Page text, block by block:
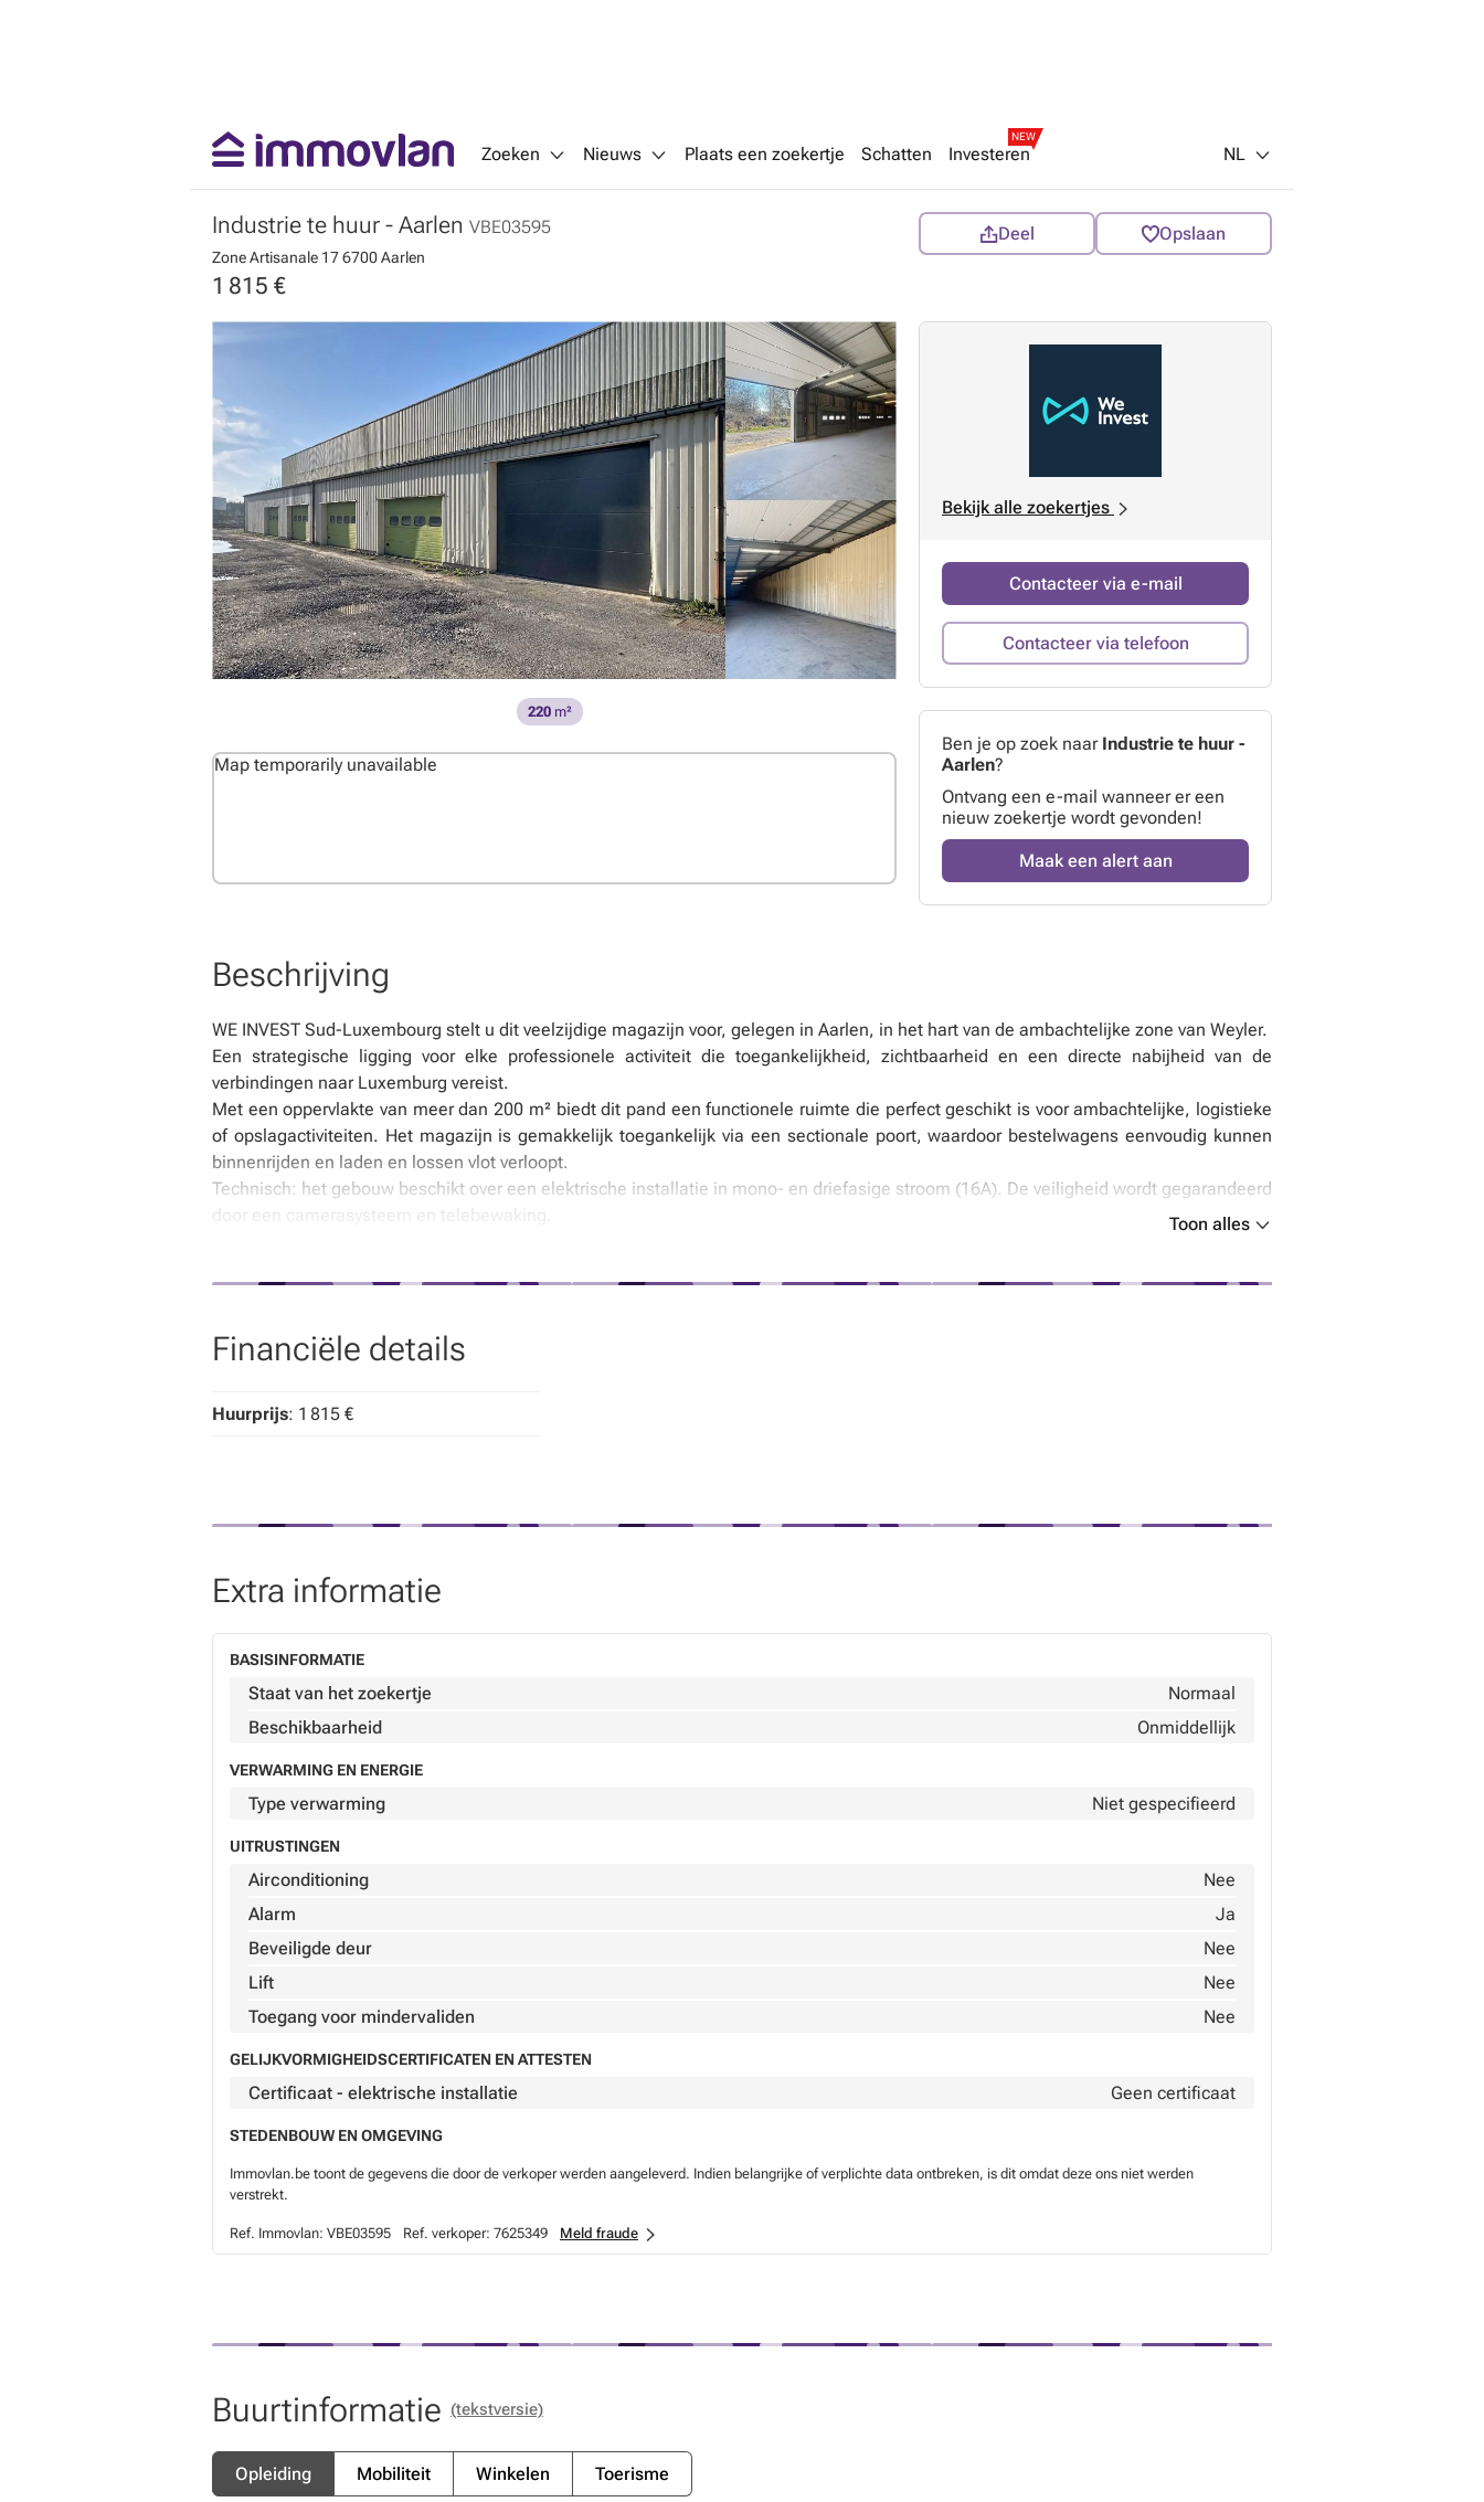
Zoeken Nieuws Plaats een zoekertje Schatten Investeren
NEW
NL
Industrie te huur - Aarlen VBE03595
Zone Artisanale 176700 Aarlen
1 815 €
Deel Opslaan
220 m²
Map temporarily unavailable
Bekijk alle zoekertjes
Contacteer via e-mail
Contacteer via telefoon
Ben je op zoek naar Industrie te huur -
Aarlen?
Ontvang een e-mail wanneer er een
nieuw zoekertje wordt gevonden!
Maak een alert aan
Beschrijving
WE INVEST Sud-Luxembourg stelt u dit veelzijdige magazijn voor, gelegen in Aarlen, in het hart van de ambachtelijke zone van Weyler.
Een strategische ligging voor elke professionele activiteit die toegankelijkheid, zichtbaarheid en een directe nabijheid van de
verbindingen naar Luxemburg vereist.
Met een oppervlakte van meer dan 200 m² biedt dit pand een functionele ruimte die perfect geschikt is voor ambachtelijke, logistieke
of opslagactiviteiten. Het magazijn is gemakkelijk toegankelijk via een sectionale poort, waardoor bestelwagens eenvoudig kunnen
binnenrijden en laden en lossen vlot verloopt.
Technisch: het gebouw beschikt over een elektrische installatie in mono- en driefasige stroom (16A). De veiligheid wordt gegarandeerd
door een camerasysteem en telebewaking.
Interesse? Neem snel contact met ons op:
Toon alles
Financiële details
Huurprijs: 1 815 €
Extra informatie
BASISINFORMATIE
Staat van het zoekertje
Normaal
Beschikbaarheid
Onmiddellijk
VERWARMING EN ENERGIE
Type verwarming Niet gespecifieerd
UITRUSTINGEN
Airconditioning
Nee
Alarm
Ja
Beveiligde deur
Nee
Lift
Nee
Toegang voor mindervaliden
Nee
GELIJKVORMIGHEIDSCERTIFICATEN EN ATTESTEN
Certificaat - elektrische installatie Geen certificaat
STEDENBOUW EN OMGEVING
Immovlan.be toont de gegevens die door de verkoper werden aangeleverd. Indien belangrijke of verplichte data ontbreken, is dit omdat deze ons niet werden
verstrekt.
Ref. Immovlan: VBE03595 Ref. verkoper: 7625349 Meld fraude
Buurtinformatie (tekstversie)
Opleiding Mobiliteit Winkelen Toerisme